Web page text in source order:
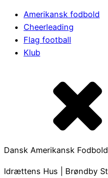
Amerikansk fodbold
Cheerleading
Flag football
Klub
Dansk Amerikansk
Idrættens Hus | Brøndby